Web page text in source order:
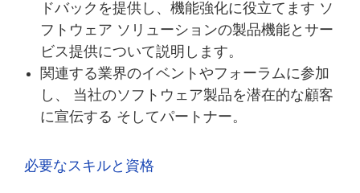
ドバックを提供し、機能強化に役立てます ソ
フトウェア ソリューションの製品機能とサー
ビス提供について説明します。
関連する業界のイベントやフォーラムに参加
し、 当社のソフトウェア製品を潜在的な顧客
に宣伝する そしてパートナー。
必要なスキルと資格